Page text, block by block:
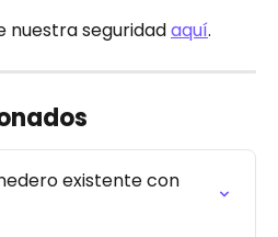
nuestra seguridad aquí.
existente con